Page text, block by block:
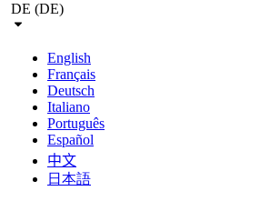
DE (DE)
English
Français
Deutsch
Italiano
Português
Español
中文
日本語